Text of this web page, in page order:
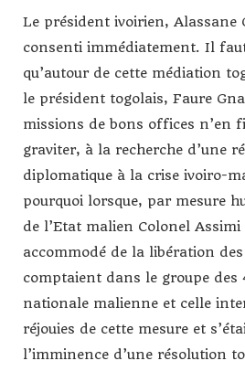
Le président ivoirien, Alassane
consenti immédiatement. Il
qu’autour de cette médiation
le président togolais, Faure
missions de bons offices n’en
graviter, à la recherche d’une
diplomatique à la crise ivoiro-
pourquoi lorsque, par mesure
de l’Etat malien Colonel Assimi
accommodé de la libération
comptaient dans le groupe des
nationale malienne et celle
réjouies de cette mesure et
l’imminence d’une résolution